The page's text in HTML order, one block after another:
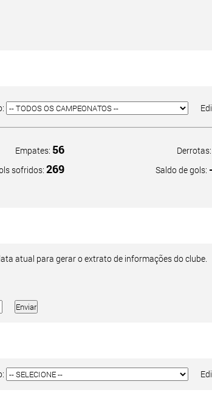
Empates: 56
sofridos: 269
Derrotas:
Saldo de gols:
atual para gerar o extrato de informações do clube.